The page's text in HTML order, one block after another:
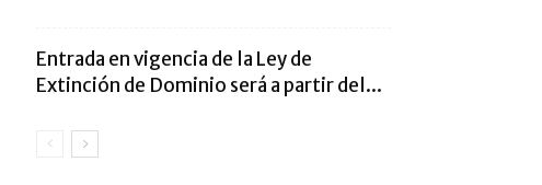
Entrada en vigencia de la Ley de
Extinción de Dominio será a partir del...